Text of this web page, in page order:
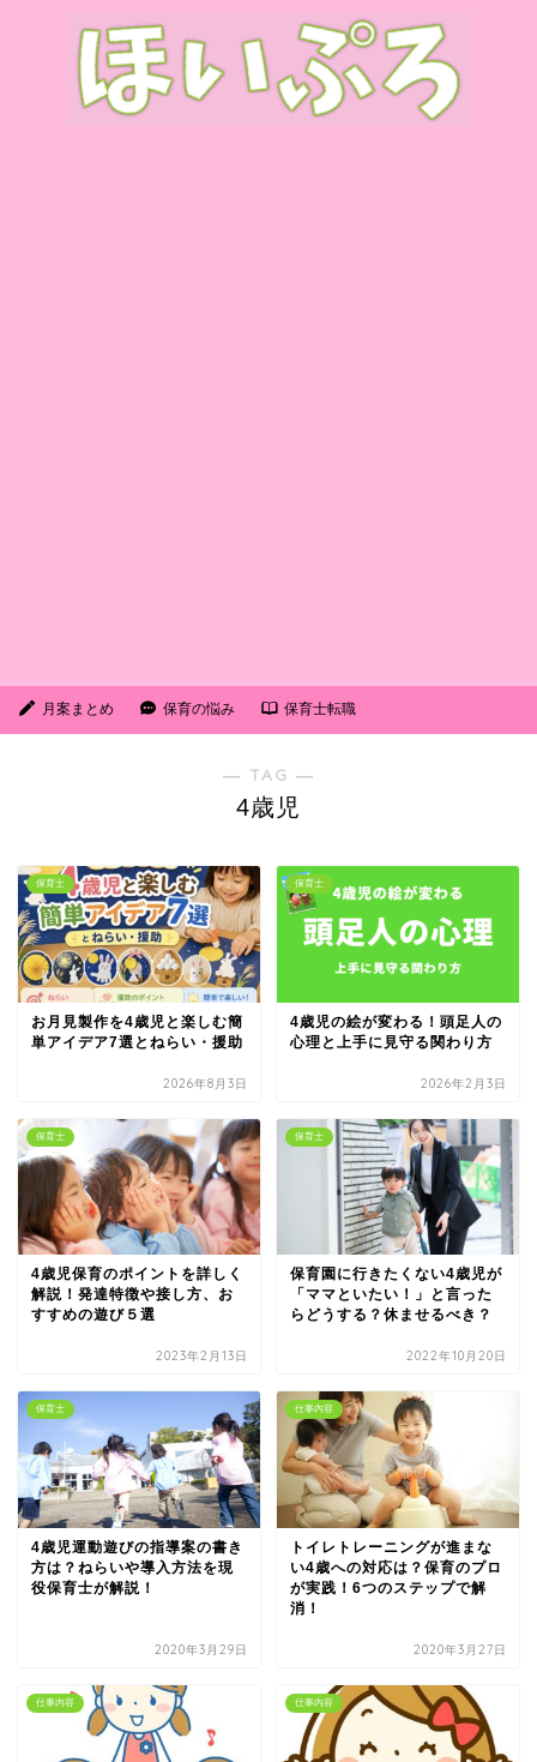
月案まとめ 保育の悩み 保育士転職
― TAG ―
4歳児
保育士
お月見製作を4歳児と楽しむ簡
単アイデア7選とねらい・援助
2026年8月3日
保育士
4歳児の絵が変わる！頭足人の
心理と上手に見守る関わり方
2026年2月3日
保育士
4歳児保育のポイントを詳しく
解説！発達特徴や接し方、お
すすめの遊び５選
2023年2月13日
保育士
保育園に行きたくない4歳児が
「ママといたい！」と言った
らどうする？休ませるべき？
2022年10月20日
保育士
4歳児運動遊びの指導案の書き
方は？ねらいや導入方法を現
役保育士が解説！
2020年3月29日
仕事内容
トイレトレーニングが進まな
い4歳への対応は？保育のプロ
が実践！6つのステップで解
消！
2020年3月27日
仕事内容 仕事内容